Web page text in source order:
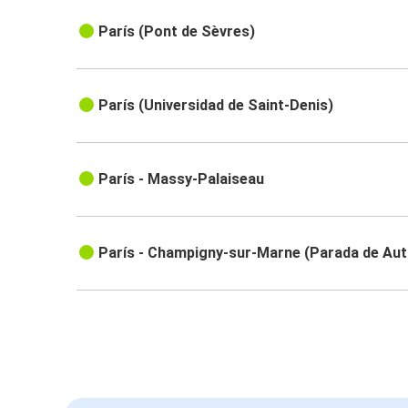
París (Pont de Sèvres)
París (Universidad de Saint-Denis)
París - Massy-Palaiseau
París - Champigny-sur-Marne (Parada de